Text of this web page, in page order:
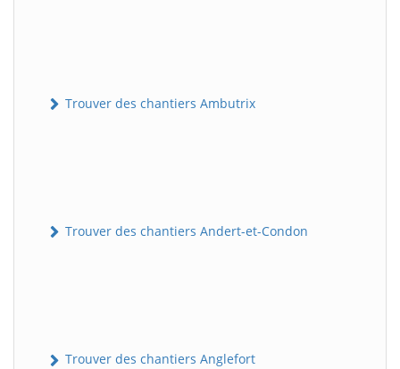
Trouver des chantiers Ambutrix
Trouver des chantiers Andert-et-Condon
Trouver des chantiers Anglefort